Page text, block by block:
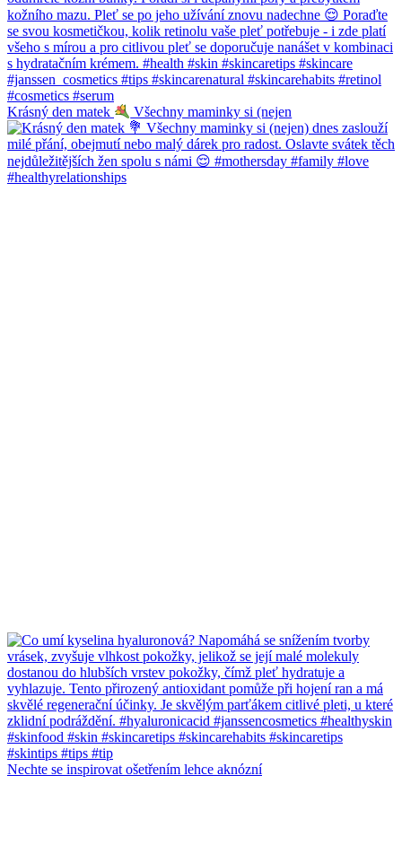
Krásný den matek Všechny maminky si (nejen
Nechte se inspirovat ošetřením lehce aknózní